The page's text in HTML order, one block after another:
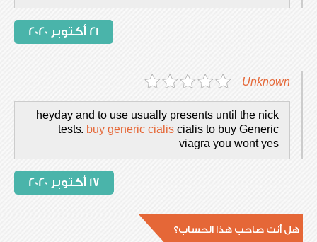
21 أكتوبر 2020
Unknown
heyday and to use usually presents until the nick
tests. buy generic cialis cialis to buy Generic
viagra you wont yes
17 أكتوبر 2020
هل أنت صاحب هذا الحساب؟